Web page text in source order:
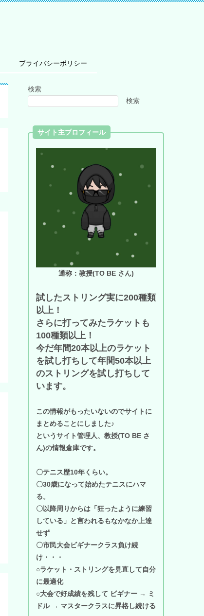
プライバシーポリシー
検索
検索
サイト主プロフィール
通称：教授(TO BE さん)
試したストリング実に200種類
以上！
さらに打ってみたラケットも
100種類以上！
今だ年間20本以上のラケット
を試し打ちして年間50本以上
のストリングを試し打ちして
います。
この情報がもったいないのでサイトに
まとめることにしました♪
というサイト管理人、教授(TO BE さ
ん)の情報倉庫です。
〇テニス歴10年くらい。
〇30歳になって始めたテニスにハマ
る。
〇以降周りからは「狂ったように練習
している」と言われるもなかなか上達
せず
〇市民大会ビギナークラス負け続
け・・・
○ラケット・ストリングを見直して自分
に最適化
○大会で好成績を残して ビギナー → ミ
ドル → マスタークラスに昇格し続ける